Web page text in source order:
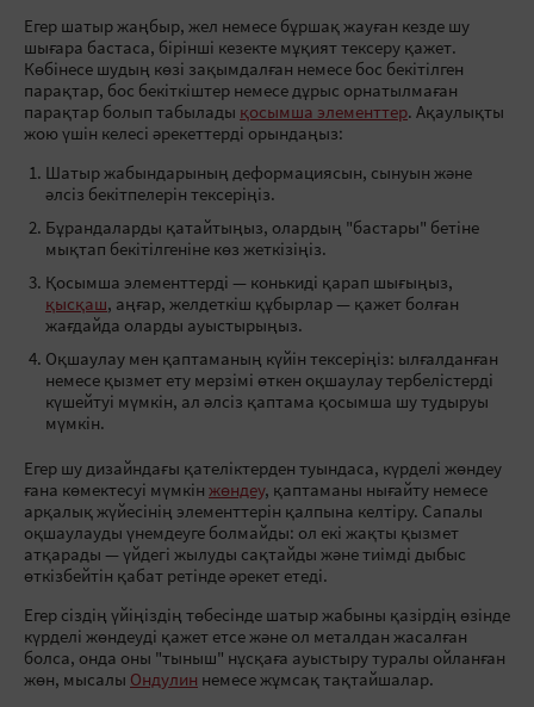
Егер шатыр жаңбыр, жел немесе бұршақ жауған кезде шу
шығара бастаса, бірінші кезекте мұқият тексеру қажет.
Көбінесе шудың көзі зақымдалған немесе бос бекітілген
парақтар, бос бекіткіштер немесе дұрыс орнатылмаған
парақтар болып табылады қосымша элементтер. Ақаулықты
жою үшін келесі әрекеттерді орындаңыз:
Шатыр жабындарының деформациясын, сынуын және
әлсіз бекітпелерін тексеріңіз.
Бұрандаларды қатайтыңыз, олардың "бастары" бетіне
мықтап бекітілгеніне көз жеткізіңіз.
Қосымша элементтерді — конькиді қарап шығыңыз,
қысқаш, аңғар, желдеткіш құбырлар — қажет болған
жағдайда оларды ауыстырыңыз.
Оқшаулау мен қаптаманың күйін тексеріңіз: ылғалданған
немесе қызмет ету мерзімі өткен оқшаулау тербелістерді
күшейтуі мүмкін, ал әлсіз қаптама қосымша шу тудыруы
мүмкін.
Егер шу дизайндағы қателіктерден туындаса, күрделі жөндеу
ғана көмектесуі мүмкін жөндеу, қаптаманы нығайту немесе
арқалық жүйесінің элементтерін қалпына келтіру. Сапалы
оқшаулауды үнемдеуге болмайды: ол екі жақты қызмет
атқарады — үйдегі жылуды сақтайды және тиімді дыбыс
өткізбейтін қабат ретінде әрекет етеді.
Егер сіздің үйіңіздің төбесінде шатыр жабыны қазірдің өзінде
күрделі жөндеуді қажет етсе және ол металдан жасалған
болса, онда оны "тыныш" нұсқаға ауыстыру туралы ойланған
жөн, мысалы Ондулин немесе жұмсақ тақтайшалар.